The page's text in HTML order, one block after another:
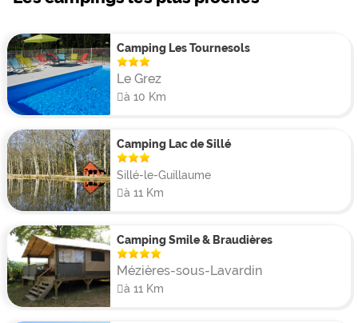
société, des raquettes de badminton et de tennis ou
enfants auront la possibilité de participer à des ateliers
ludiques tandis que des animations et soirées à
thèmes seront proposées aux petits comme aux
grands.
Louer un mobil-home dans la Sarthe
Pour bénéficier d’un confort absolu, les clients du
Camping de la Vègre auront la possibilité d’opter pour
la location d’un mobil-home. Ces hébergements se
déclinent en plusieurs modèles, le plus grand pouvant
accueillir 6 personnes.
Camping Les Tournesols
Le Grez
à 10 Km
Camping Lac de Sillé
Sillé-le-Guillaume
à 11 Km
Camping Smile & Braudières
Mézières-sous-Lavardin
à 11 Km